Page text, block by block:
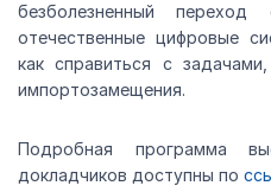
безболезненный
отечественные цифровые
как справиться с
импортозамещения.
Подробная программа
докладчиков доступны по